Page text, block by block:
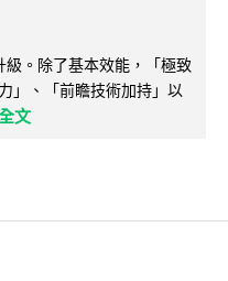
。除了基本效能，「極致
」、「前瞻技術加持」以
文